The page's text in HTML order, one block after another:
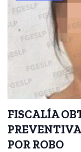
FISCALÍA
POR ROBO